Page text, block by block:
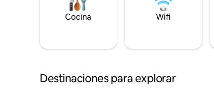
Cocina Wifi
Destinaciones para explorar